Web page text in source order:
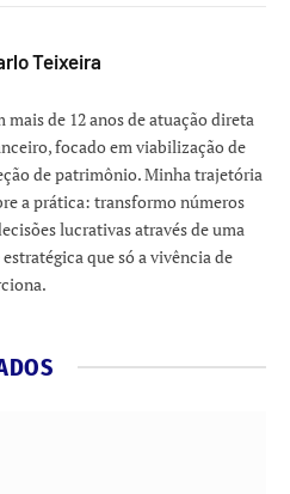
Teixeira
mais de 12 anos de atuação direta
focado em viabilização de
de patrimônio. Minha trajetória
a prática: transformo números
lucrativas através de uma
que só a vivência de